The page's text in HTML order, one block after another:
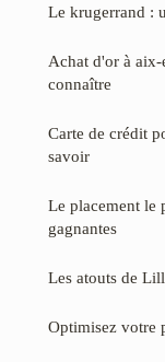
Le krugerrand :
Achat d'or à aix-
connaître
Carte de crédit
savoir
Le placement le
gagnantes
Les atouts de
Optimisez votre